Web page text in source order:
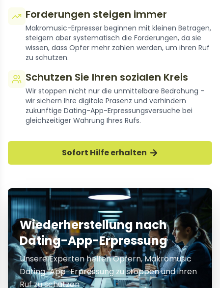
Forderungen steigen immer
Makromusic-Erpresser beginnen mit kleinen Betragen,
steigern aber systematisch die Forderungen, da sie
wissen, dass Opfer mehr zahlen werden, um ihren Ruf
zu schutzen.
Schutzen Sie Ihren sozialen Kreis
Wir stoppen nicht nur die unmittelbare Bedrohung -
wir sichern Ihre digitale Prasenz und verhindern
zukunftige Dating-App-Erpressungsversuche bei
gleichzeitiger Wahrung Ihres Rufs.
Sofort Hilfe erhalten
Wiederherstellung nach
Dating-App-Erpressung
Unsere Experten helfen Opfern, Makromusic
Dating-App-Erpressung zu stoppen und ihren
Ruf zu schutzen